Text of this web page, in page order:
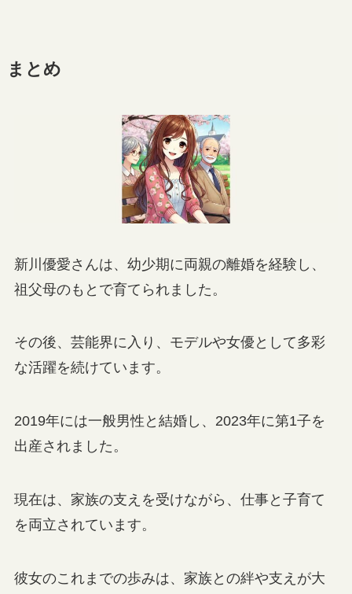
まとめ
新川優愛さんは、幼少期に両親の離婚を経験し、
祖父母のもとで育てられました。
その後、芸能界に入り、モデルや女優として多彩
な活躍を続けています。
2019年には一般男性と結婚し、2023年に第1子を
出産されました。
現在は、家族の支えを受けながら、仕事と子育て
を両立されています。
彼女のこれまでの歩みは、家族との絆や支えが大